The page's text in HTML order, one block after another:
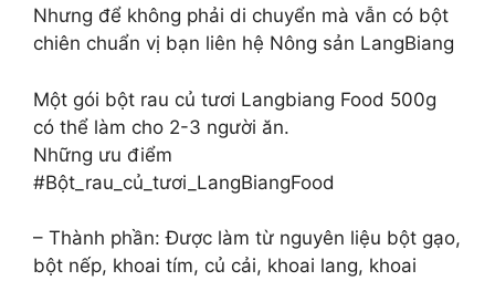
Nhưng để không phải di chuyển mà vẫn có bột
chiên chuẩn vị bạn liên hệ Nông sản LangBiang
Một gói bột rau củ tươi Langbiang Food 500g
có thể làm cho 2-3 người ăn.
Những ưu điểm
#Bột_rau_củ_tươi_LangBiangFood
– Thành phần: Được làm từ nguyên liệu bột gạo,
bột nếp, khoai tím, củ cải, khoai lang, khoai